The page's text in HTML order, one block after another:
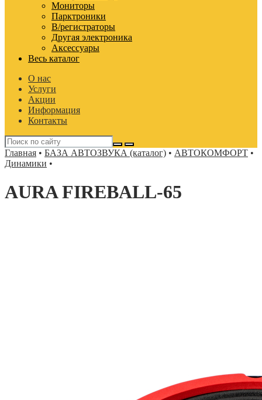
Мониторы
Парктроники
В/регистраторы
Другая электроника
Аксессуары
Весь каталог
О нас
Услуги
Акции
Информация
Контакты
Главная • БАЗА АВТОЗВУКА (каталог) • АВТОКОМФОРТ •
Динамики •
AURA FIREBALL-65